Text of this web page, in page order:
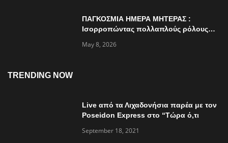
ΠΑΓΚΟΣΜΙΑ ΗΜΕΡΑ ΜΗΤΕΡΑΣ :
Ισορροπώντας πολλαπλούς ρόλους…
May 8, 2026
TRENDING NOW
Live από τα Λιχαδονήσια παρέα με τον
Poseidon Express στο “Τώρα ό,τι
September 18, 2021